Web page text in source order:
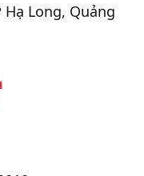
Hạ Long, Quảng